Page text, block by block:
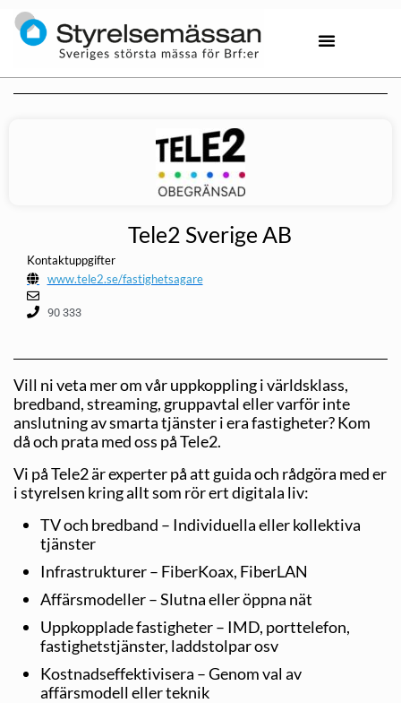
Tele2 Sverige AB
Kontaktuppgifter
www.tele2.se/fastighetsagare
90 333
Vill ni veta mer om vår uppkoppling i världsklass,
bredband, streaming, gruppavtal eller varför inte
anslutning av smarta tjänster i era fastigheter? Kom
då och prata med oss på Tele2.
Vi på Tele2 är experter på att guida och rådgöra med er
i styrelsen kring allt som rör ert digitala liv:
TV och bredband – Individuella eller kollektiva
tjänster
Infrastrukturer – FiberKoax, FiberLAN
Affärsmodeller – Slutna eller öppna nät
Uppkopplade fastigheter – IMD, porttelefon,
fastighetstjänster, laddstolpar osv
Kostnadseffektivisera – Genom val av
affärsmodell eller teknik